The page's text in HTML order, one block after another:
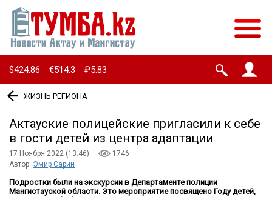
$424.86 · €514.3 · ₽5.83
ЖИЗНЬ РЕГИОНА
Актауские полицейские пригласили к себе
в гости детей из центра адаптации
17 Ноября 2022 (13:46) ·
1746
Автор: Эмир Сарин
Подростки были на экскурсии в Департаменте полиции
Мангистауской области. Это мероприятие посвящено Году детей,